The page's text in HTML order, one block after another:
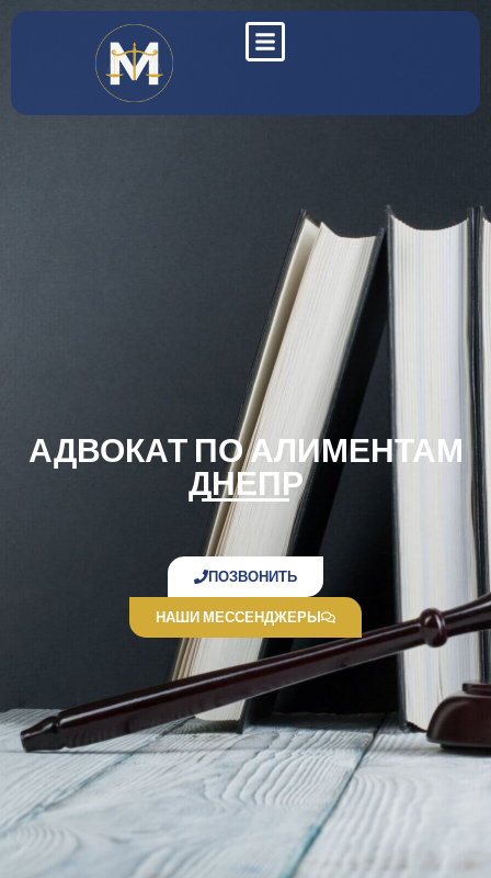
АДВОКАТ ПО АЛИМЕНТАМ
ДНЕПР
ПОЗВОНИТЬ
НАШИ МЕССЕНДЖЕРЫ